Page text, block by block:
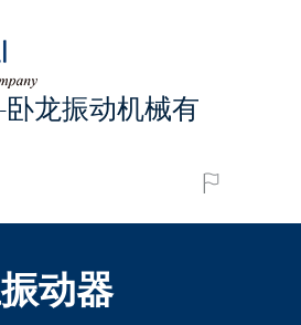
龙振动机械有
动器